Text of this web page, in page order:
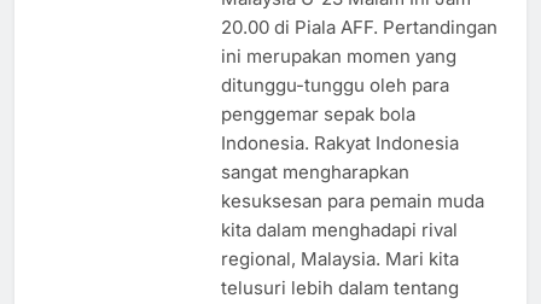
20.00 di Piala AFF. Pertandingan
ini merupakan momen yang
ditunggu-tunggu oleh para
penggemar sepak bola
Indonesia. Rakyat Indonesia
sangat mengharapkan
kesuksesan para pemain muda
kita dalam menghadapi rival
regional, Malaysia. Mari kita
telusuri lebih dalam tentang